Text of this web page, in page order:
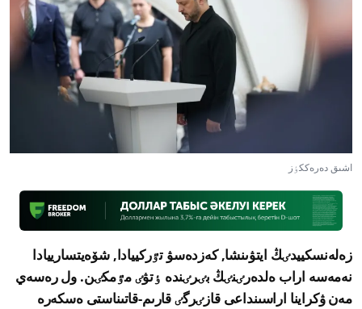
اشىق دەرەككٶز
زەلەنسكييدٸڭ ايتۋىنشا, كەزدەسۋ تٷركييادا, شۆەيتسارييادا
نەمەسە اراب ەلدەرٸنٸڭ بٸرٸندە ٶتۋٸ مٷمكٸن. ول رەسەي
مەن ۋكراينا اراسىنداعى قازٸرگٸ قارىم-قاتىناستى ەسكەرە